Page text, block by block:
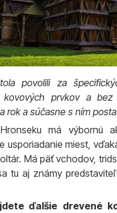
povolili za
prvkov a bez
rok a súčasne s ním
má výbornú
usporiadanie miest,
Má päť vchodov,
tu aj známy
ďalšie drevené